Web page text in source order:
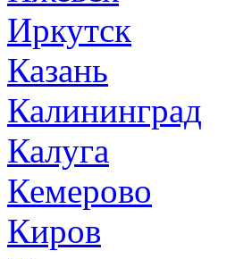
Иркутск
Казань
Калининград
Калуга
Кемерово
Киров